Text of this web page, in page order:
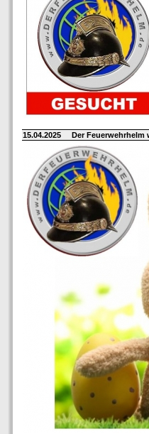
15.04.2025 Der